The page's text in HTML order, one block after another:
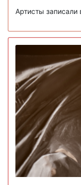
Артисты записали